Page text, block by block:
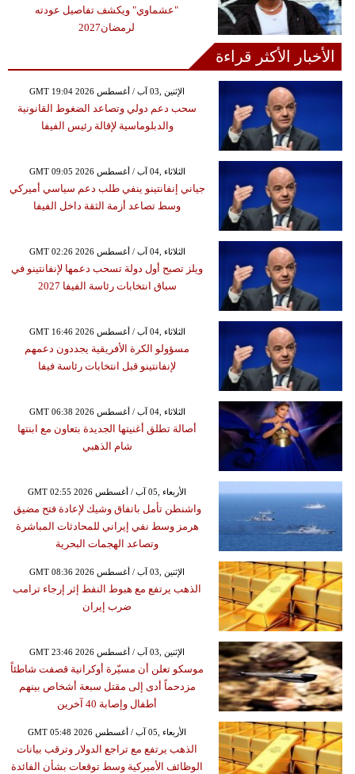
"عشماوي" ويكشف تفاصيل عودته
لرمضان2027
الأخبار الأكثر قراءة
GMT 19:04 2026 الإثنين ,03 آب / أغسطس
سحب دعم دولي وتصاعد الضغوط القانونية
والدبلوماسية لإقالة رئيس الفيفا
GMT 09:05 2026 الثلاثاء ,04 آب / أغسطس
جياني إنفانتينو ينفي طلب دعم سياسي أميركي
وسط تصاعد أزمة الثقة داخل الفيفا
GMT 02:26 2026 الثلاثاء ,04 آب / أغسطس
ويلز تصبح أول دولة تسحب دعمها لإنفانتينو في
سباق انتخابات رئاسة الفيفا 2027
GMT 16:46 2026 الثلاثاء ,04 آب / أغسطس
مسؤولو الكرة الأفريقية يجددون دعمهم
لإنفانتينو قبل انتخابات رئاسة فيفا
GMT 06:38 2026 الثلاثاء ,04 آب / أغسطس
أصالة تطلق أغنيتها الجديدة بتعاون مع ابنتها
شام الذهبي
GMT 02:55 2026 الأربعاء ,05 آب / أغسطس
واشنطن تأمل باتفاق وشيك لإعادة فتح مضيق
هرمز وسط نفي إيراني للمحادثات المباشرة
وتصاعد الهجمات البحرية
GMT 08:36 2026 الإثنين ,03 آب / أغسطس
الذهب يرتفع مع هبوط النفط إثر إرجاء ترامب
ضرب إيران
GMT 23:46 2026 الإثنين ,03 آب / أغسطس
موسكو تعلن أن مسيّرة أوكرانية قصفت شاطئاً
مزدحماً أدى إلى مقتل سبعة أشخاص بينهم
أطفال وإصابة 40 آخرين
GMT 05:48 2026 الأربعاء ,05 آب / أغسطس
الذهب يرتفع مع تراجع الدولار وترقب بيانات
الوظائف الأميركية وسط توقعات بشأن الفائدة